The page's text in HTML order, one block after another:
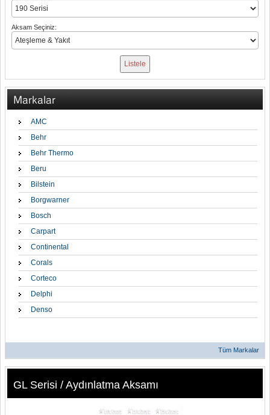
Aksam Seçiniz:
Markalar
AMC
Behr
Behr Thermo
Beru
Bilstein
Borgwarner
Bosch
Carpart
Continental
Corals
Corteco
Delphi
Denso
Tüm Markalar
GL Serisi / Aydınlatma Aksamı